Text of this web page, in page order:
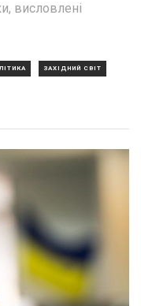
висловлені
ЗАХІДНИЙ СВІТ